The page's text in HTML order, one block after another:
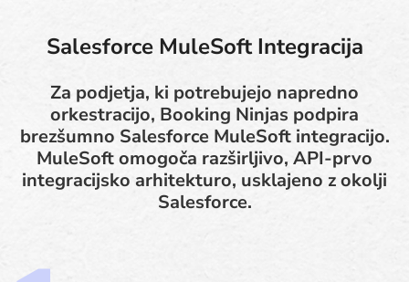
Salesforce MuleSoft Integracija
Za podjetja, ki potrebujejo napredno
orkestracijo, Booking Ninjas podpira
brezšumno Salesforce MuleSoft integracijo.
MuleSoft omogoča razširljivo, API-prvo
integracijsko arhitekturo, usklajeno z okolji
Salesforce.